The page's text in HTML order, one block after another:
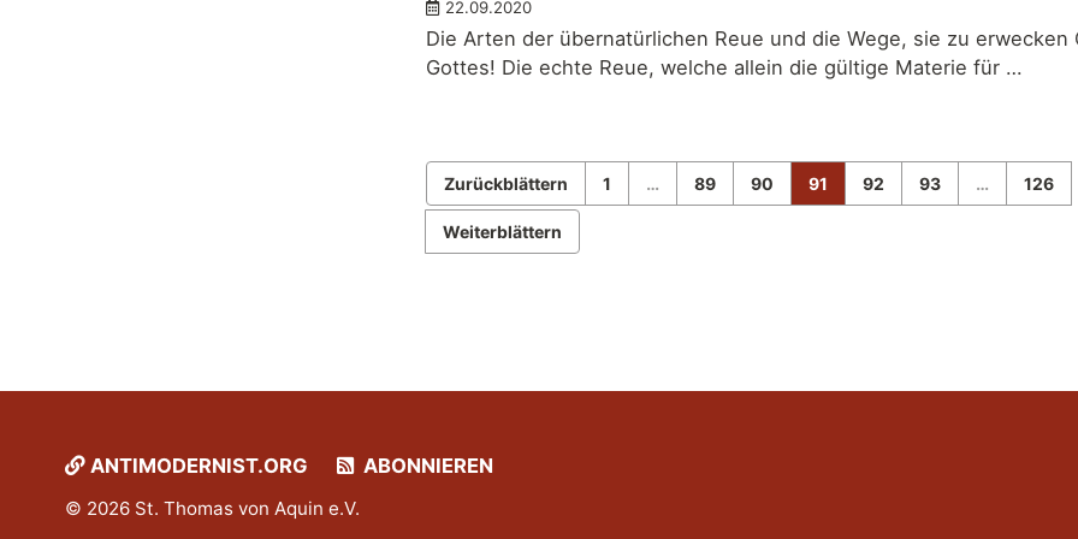
22.09.2020
Die Arten der übernatürlichen Reue und die Wege, sie zu erwecken
Gottes! Die echte Reue, welche allein die gültige Materie für …
Zurückblättern 1 … 89 90 91 92 93 … 126
Weiterblättern
ANTIMODERNIST.ORG ABONNIEREN
© 2026 St. Thomas von Aquin e.V.